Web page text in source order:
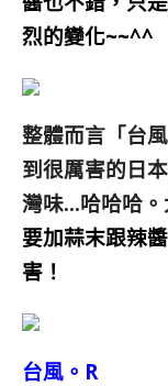
烈的變化~~^^
整體而言「台
到很厲害的日
灣味…哈哈哈
要加蒜末跟辣
害！
台風。R